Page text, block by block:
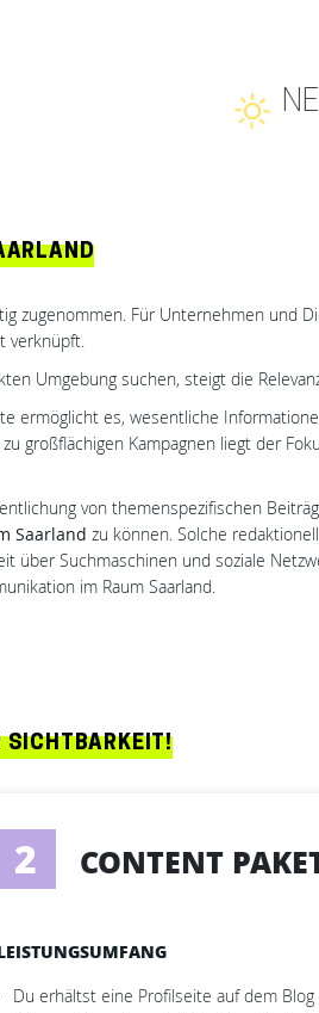
zugenommen. Für Unternehmen und
verknüpft.
Umgebung suchen, steigt die
ermöglicht es, wesentliche
großflächigen Kampagnen liegt der
von themenspezifischen
Saarland zu können. Solche
Suchmaschinen und soziale
im Raum Saarland.
SICHTBARKEIT!
2 CONTENT
Du erhältst eine Profilseite auf dem Blog